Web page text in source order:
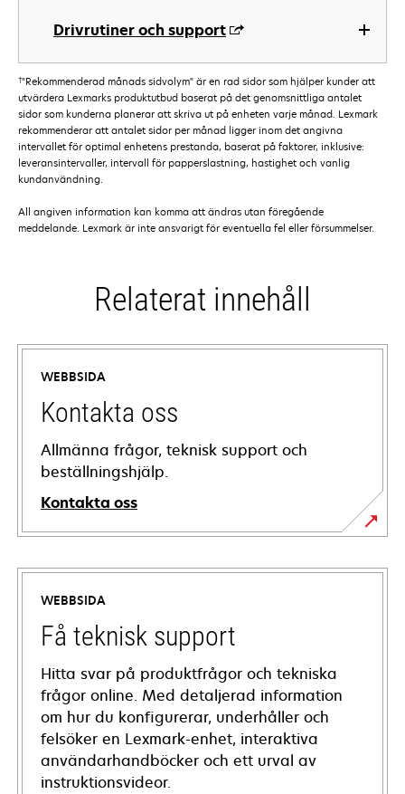
Drivrutiner och support
†"Rekommenderad månads sidvolym" är en rad sidor som hjälper kunder att
utvärdera Lexmarks produktutbud baserat på det genomsnittliga antalet
sidor som kunderna planerar att skriva ut på enheten varje månad. Lexmark
rekommenderar att antalet sidor per månad ligger inom det angivna
intervallet för optimal enhetens prestanda, baserat på faktorer, inklusive:
leveransintervaller, intervall för papperslastning, hastighet och vanlig
kundanvändning.
All angiven information kan komma att ändras utan föregående
meddelande. Lexmark är inte ansvarigt för eventuella fel eller försummelser.
Relaterat innehåll
WEBBSIDA
Kontakta oss
Allmänna frågor, teknisk support och
beställningshjälp.
Kontakta oss
WEBBSIDA
Få teknisk support
Hitta svar på produktfrågor och tekniska
frågor online. Med detaljerad information
om hur du konfigurerar, underhåller och
felsöker en Lexmark-enhet, interaktiva
användarhandböcker och ett urval av
instruktionsvideor.